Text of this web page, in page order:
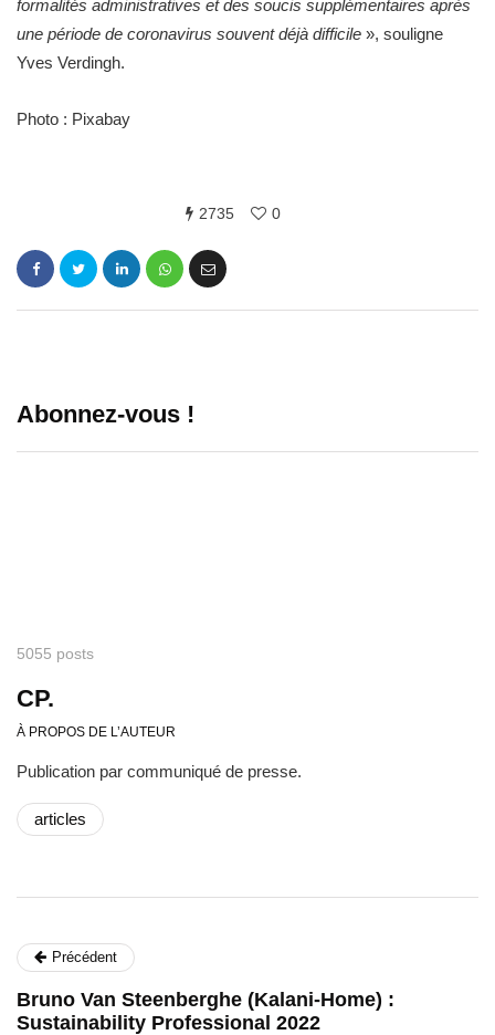
formalités administratives et des soucis supplémentaires après
une période de coronavirus souvent déjà difficile », souligne
Yves Verdingh.
Photo : Pixabay
2735 0
Abonnez-vous !
5055 posts
CP.
À PROPOS DE L’AUTEUR
Publication par communiqué de presse.
articles
Précédent
Bruno Van Steenberghe (Kalani-Home) :
Sustainability Professional 2022